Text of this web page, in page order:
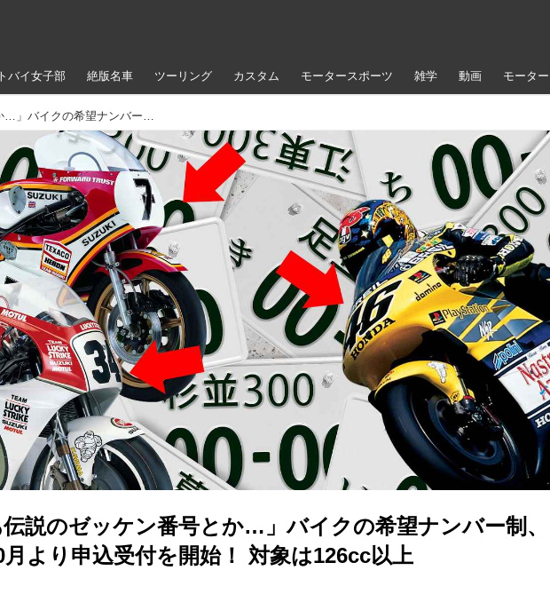
バイ女子部 絶版名車 ツーリング カスタム モータースポーツ 雑学 動画 モータ
「じゃあ伝説のゼッケン番号とか…」バイクの希望ナンバー制、ついに10月より申込受付を開始！ 対象は126cc以上
伝説のゼッケン番号とか…」バイクの希望ナンバー制、
より申込受付を開始！ 対象は126cc以上